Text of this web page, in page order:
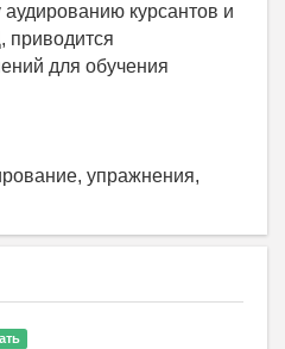
курсантов и
приводится
для обучения
упражнения,